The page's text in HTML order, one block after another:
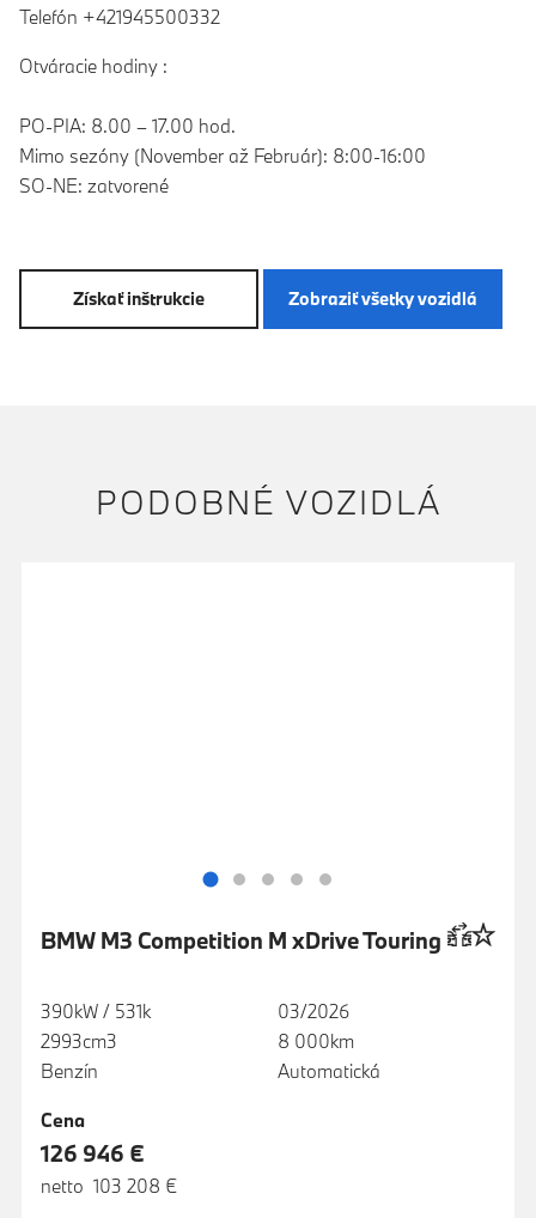
Telefón +421945500332
Otváracie hodiny :
PO-PIA: 8.00 – 17.00 hod.
Mimo sezóny (November až Február): 8:00-16:00
SO-NE: zatvorené
Získať inštrukcie Zobraziť všetky vozidlá
PODOBNÉ VOZIDLÁ
BMW M3 Competition M xDrive Touring
390kW / 531k
2993cm3
Benzín
03/2026
8 000km
Automatická
Cena
126 946 €
netto 103 208 €